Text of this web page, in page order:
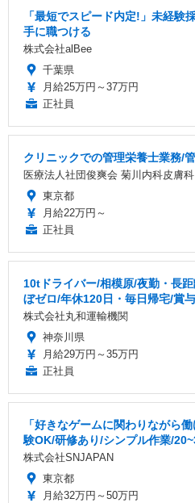
「最短でスピード内定!」未経験
手に職つける
株式会社alBee
千葉県
月給25万円～37万円
正社員
クリニックでの管理栄養士業務/
医療法人社団俊爽会 菊川内科皮膚
東京都
月給22万円～
正社員
10tドライバー/相模原/夜勤・長
ぼゼロ/年休120日・毎日帰宅/賞
株式会社丸和運輸機関
神奈川県
月給29万円～35万円
正社員
「好きなゲームに関わりながら
験OK/研修あり/シンプル作業/
株式会社SNJAPAN
東京都
月給32万円～50万円